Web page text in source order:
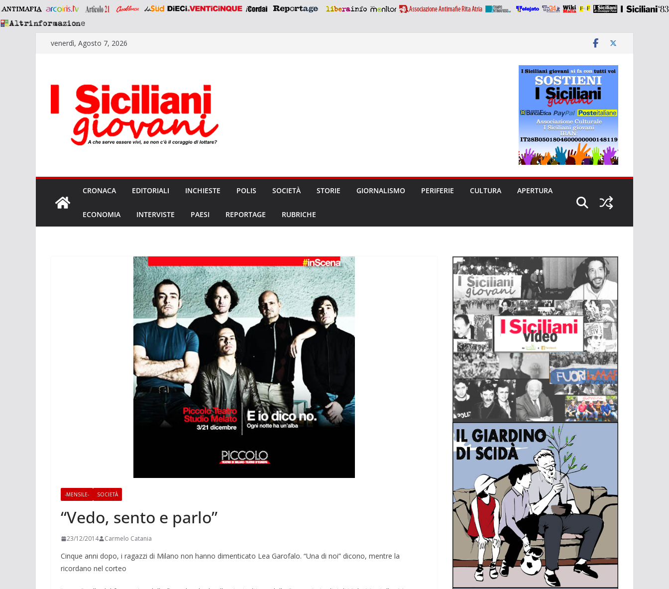
Saltavenerdì, Agosto 7, 2026
CRONACA EDITORIALI INCHIESTE POLIS SOCIETÀ STORIE GIORNALISMO PERIFERIE CULTURA APERTURA
ECONOMIA INTERVISTE PAESI REPORTAGE RUBRICHE
-MENSILE- SOCIETÀ
“Vedo, sento e parlo”
23/12/2014 Carmelo Catania
Cinque anni dopo, i ragazzi di Milano non hanno dimenticato Lea Garofalo. “Una di noi” dicono, mentre la
ricordano nel corteo